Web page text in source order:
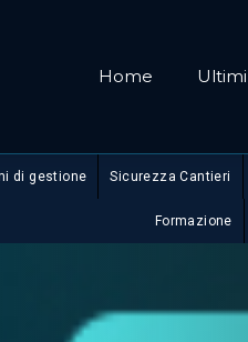
Home
di gestione Sicurezza Cantieri
Formazione